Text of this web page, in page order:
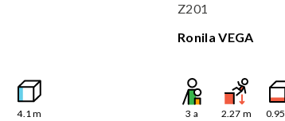
4.1m
Z201
Ronila VEGA
3 a 2.27 m 0.95